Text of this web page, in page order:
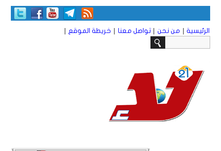
الرئيسية | من نحن | تواصل معنا | خريطة الموقع |